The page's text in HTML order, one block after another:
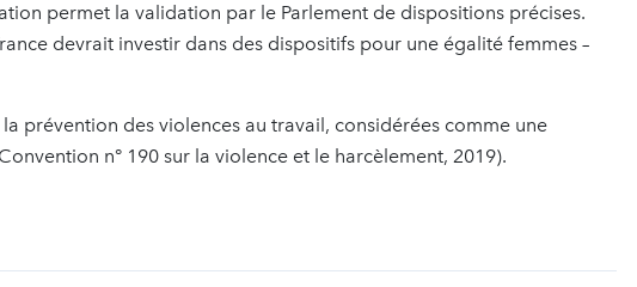
permet la validation par le Parlement de dispositions précises.
devrait investir dans des dispositifs pour une égalité femmes –
prévention des violences au travail, considérées comme une
n° 190 sur la violence et le harcèlement, 2019).